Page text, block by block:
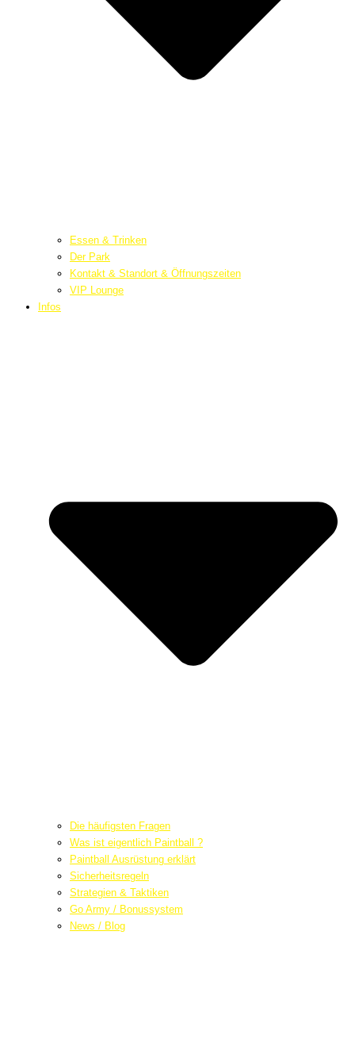
Essen & Trinken
Der Park
Kontakt & Standort & Öffnungszeiten
VIP Lounge
Infos
Die häufigsten Fragen
Was ist eigentlich Paintball ?
Paintball Ausrüstung erklärt
Sicherheitsregeln
Strategien & Taktiken
Go Army / Bonussystem
News / Blog